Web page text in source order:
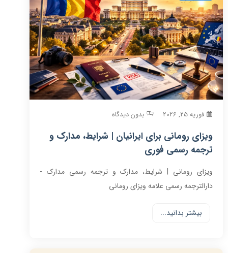
فوریه 25, 2026 بدون دیدگاه
ویزای رومانی برای ایرانیان | شرایط، مدارک و
ترجمه رسمی فوری
ویزای رومانی | شرایط، مدارک و ترجمه رسمی مدارک -
دارالترجمه رسمی علامه ویزای رومانی
بیشتر بدانید...